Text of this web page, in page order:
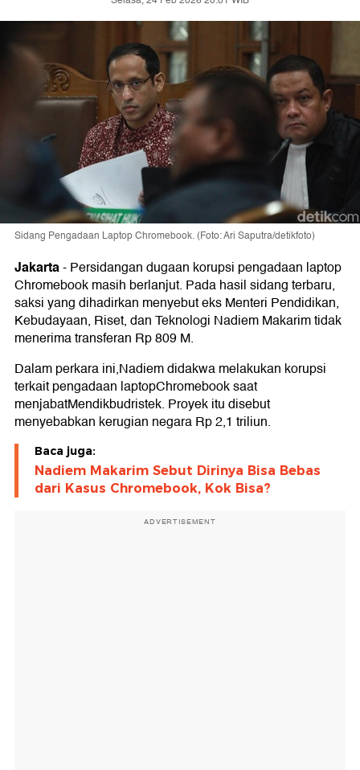
Sidang Pengadaan Laptop Chromebook. (Foto: Ari Saputra/detikfoto)
Jakarta-Persidangan dugaan korupsi pengadaan laptop
Chromebook masih berlanjut. Pada hasil sidang terbaru,
saksi yang dihadirkan menyebut eks Menteri Pendidikan,
Kebudayaan, Riset, dan Teknologi Nadiem Makarim tidak
menerima transferan Rp 809 M.
Dalam perkara ini,Nadiem didakwa melakukan korupsi
terkait pengadaan laptopChromebook saat
menjabatMendikbudristek. Proyek itu disebut
menyebabkan kerugian negara Rp 2,1 triliun.
Baca juga:
Nadiem Makarim Sebut Dirinya Bisa Bebas
dari Kasus Chromebook, Kok Bisa?
ADVERTISEMENT